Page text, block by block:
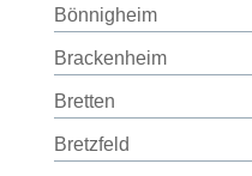
Bönnigheim
Brackenheim
Bretten
Bretzfeld